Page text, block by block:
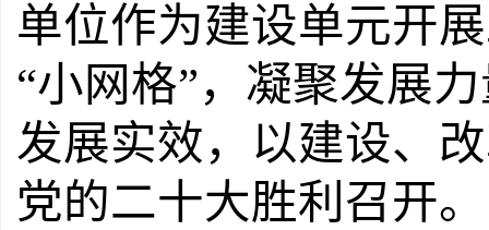
单位作为建设单元开
“小网格”，凝聚发展
发展实效，以建设、
党的二十大胜利召开。